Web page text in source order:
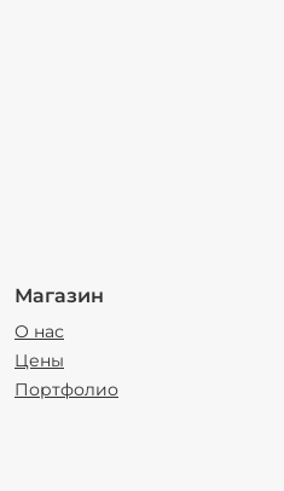
Магазин
О нас
Цены
Портфолио